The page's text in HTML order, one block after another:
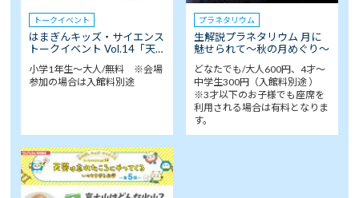
トークイベント
はまぎんキッズ・サイエンス
トークイベント Vol.14「天…
小学1年生～大人/無料 ※会場
参加の場合は入館料別途
プラネタリウム
生解説プラネタリウム 月に
魅せられて～秋の月めぐり～
どなたでも/大人600円、4才～
中学生300円（入館料別途 ）
※3才以下のお子様でも座席を
利用される場合は有料となりま
す。